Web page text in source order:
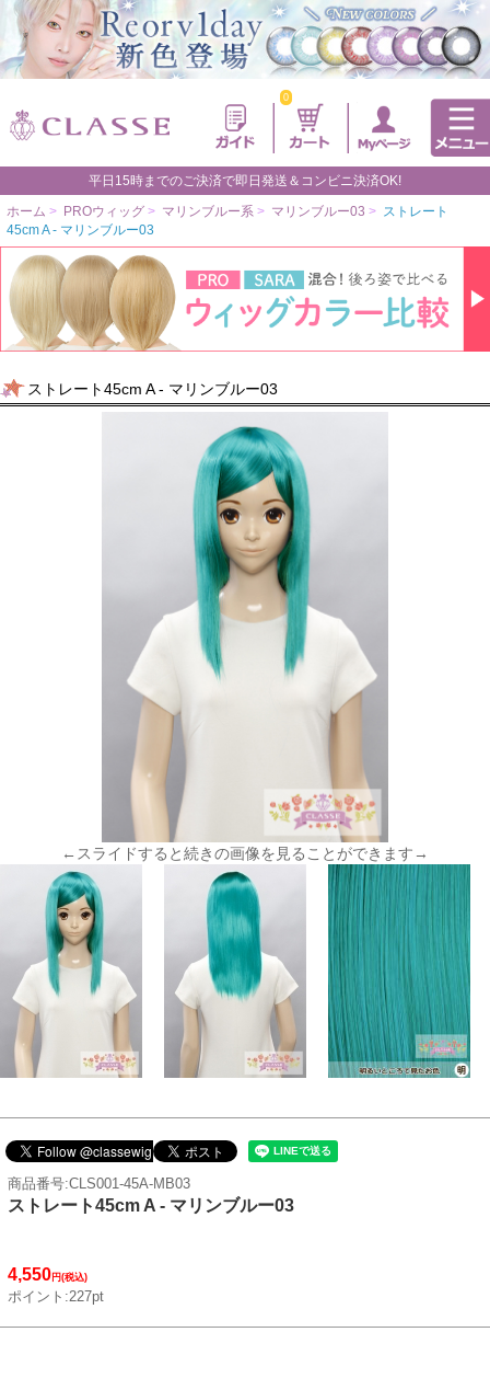
0
平日15時までのご決済で即日発送＆コンビニ決済OK!
ホーム > PROウィッグ > マリンブルー系 > マリンブルー03 > ストレート
45cm A - マリンブルー03
ストレート45cm A - マリンブルー03
←スライドすると続きの画像を見ることができます→
商品番号:CLS001-45A-MB03
ストレート45cm A - マリンブルー03
4,550円(税込)
ポイント:227pt